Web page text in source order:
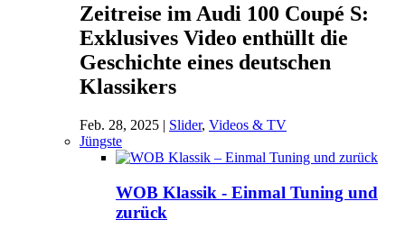
Zeitreise im Audi 100 Coupé S:
Exklusives Video enthüllt die
Geschichte eines deutschen
Klassikers
Feb. 28, 2025 | Slider, Videos & TV
Jüngste
WOB Klassik - Einmal Tuning und
zurück